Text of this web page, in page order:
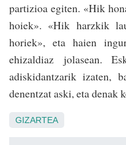
partizioa egiten. «Hik
hoiek». «Hik harzkik
horiek», eta haien
ehizaldiaz jolasean.
adiskidan­tzarik izaten,
denentzat aski, eta denak
GIZARTEA